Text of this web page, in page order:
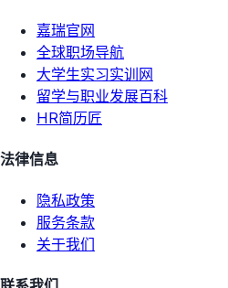
嘉瑞官网
全球职场导航
大学生实习实训网
留学与职业发展百科
HR简历匠
法律信息
隐私政策
服务条款
关于我们